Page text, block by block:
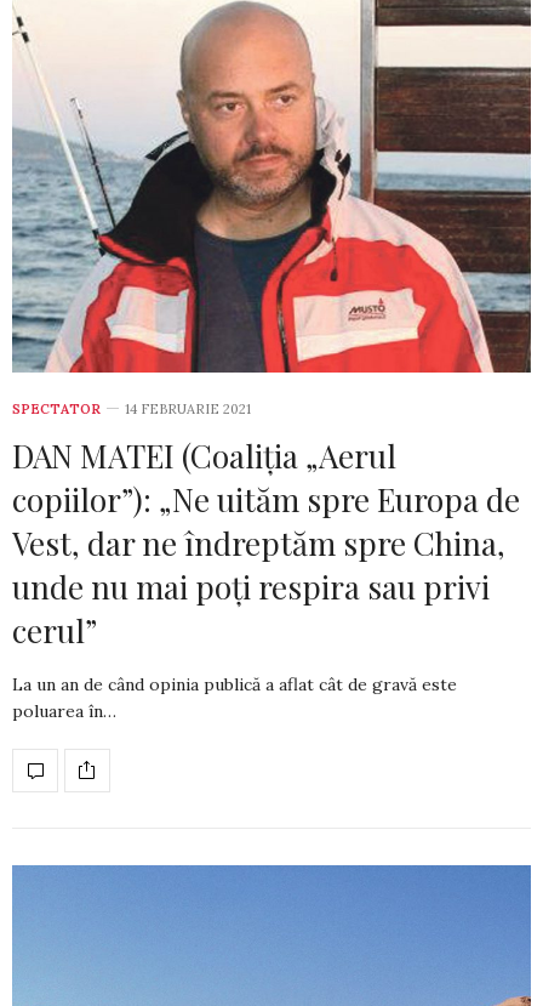
SPECTATOR 14 FEBRUARIE 2021
DAN MATEI (Coaliția „Aerul
copiilor”): „Ne uităm spre Europa de
Vest, dar ne îndreptăm spre China,
unde nu mai poți respira sau privi
cerul”
La un an de când opinia publică a aflat cât de gravă este
poluarea în…